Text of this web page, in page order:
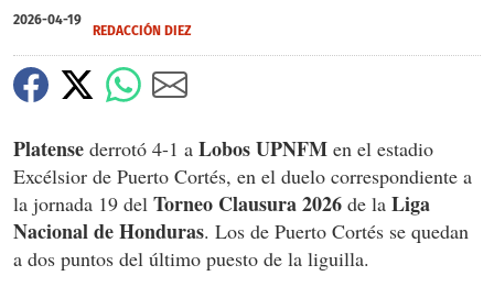
seconds
of
seconds
2026-04-19
REDACCIÓN DIEZ
Platense derrotó 4-1 a Lobos UPNFM en el estadio
Excélsior de Puerto Cortés, en el duelo correspondiente a
la jornada 19 del Torneo Clausura 2026 de la Liga
Nacional de Honduras. Los de Puerto Cortés se quedan
a dos puntos del último puesto de la liguilla.